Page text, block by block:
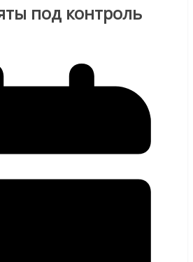
под контроль